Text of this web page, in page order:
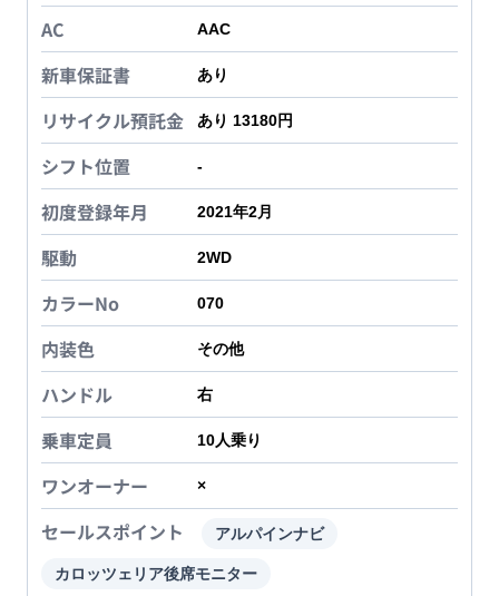
AC AAC
新車保証書 あり
リサイクル預託金 あり 13180円
シフト位置 -
初度登録年月 2021年2月
駆動 2WD
カラーNo 070
内装色 その他
ハンドル 右
乗車定員 10人乗り
ワンオーナー ×
セールスポイント アルパインナビ
カロッツェリア後席モニター